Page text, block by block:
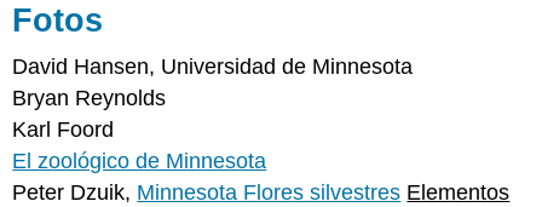
Fotos
David Hansen, Universidad de Minnesota
Bryan Reynolds
Karl Foord
El zoológico de Minnesota
Peter Dzuik, Minnesota Flores silvestres Elementos